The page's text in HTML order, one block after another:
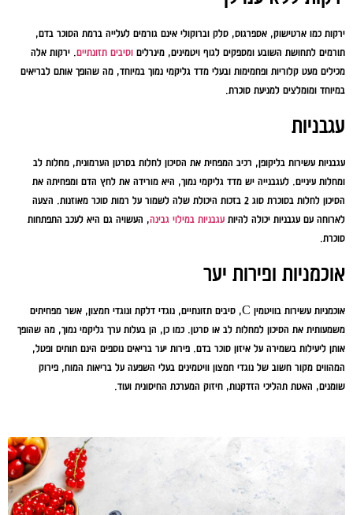
ירקות כמו ארטישוק, אספרגוס, סלק וברוקולי אינם גורמים לעלייה ברמת הסוכר בדם,
תורמים לתחושת השובע ומספקים לגוף ויטמינים, מינרלים וסיבים תזונתיים. ירקות אלה
מכילים מעט קלוריות ופחמימות ובעלי מדד גליקמי נמוך במיוחד, מה שהופך אותם לבריאים
במיוחד ומומלצים למניעת סוכרת.
עגבניות
עגבניות עשירות בליקופן, רכיב המפחית את הסיכון לחלות בסרטן הערמונית, מחלות לב
ומחלות עיניים. לעגבנייה יש מדד גליקמי נמוך, היא מורידה את לחץ הדם ומפחיתה את
הסיכון לחלות בסוכרת סוג 2 בזכות היכולת שלה לשמור על רמות סוכר מאוזנות. הצעה
לארוחה עם עגבניות יכולה להיות עגבניות במילוי גבינה, העשויה גם היא לעכב התפתחות
סוכרת.
אוכמניות ופירות יער
אוכמניות עשירות בוויטמין C, סיבים תזונתיים, נוגדי דלקת ונוגדי חמצון, אשר מפחיתים
משמעותית את הסיכון למחלות לב או סרטן. כמו כן, הן בעלות ערך גליקמי נמוך, מה שהופך
אותן ליעילות בשמירה על איזון סוכר בדם. פירות יער בריאים נוספים הינם תותים ופטל,
המהווים מקור חשוב של נוגדי חמצון וויטמינים בעלי השפעה על בריאות המוח, פירוק
שומנים, האטת תהליכי הזדקנות, חיזוק המערכת החיסונית ועוד.